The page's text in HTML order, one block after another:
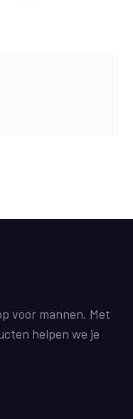
voor mannen. Met
helpen we je